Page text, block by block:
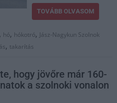
TOVÁBB OLVASOM
, hó, hókotró, Jász-Nagykun Szolnok
, takarítás
hogy jövőre már 160-
a szolnoki vonalon